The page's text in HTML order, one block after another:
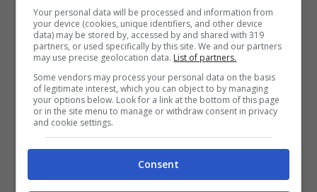
tutti carichi”.
Il calciomercato del Milan è
solo all’inizio, Ibra docet
Nel corso della conferenza stampa di
Ibrahimovicha dato degli importanti ed
Your personal data will be processed and information from
your device (cookies, unique identifiers, and other device
data) may be stored by, accessed by and shared with 319
partners, or used specifically by this site. We and our partners
may use precise geolocation data. List of partners.
Some vendors may process your personal data on the basis
of legitimate interest, which you can object to by managing
your options below. Look for a link at the bottom of this page
or in the site menu to manage or withdraw consent in privacy
and cookie settings.
Consent